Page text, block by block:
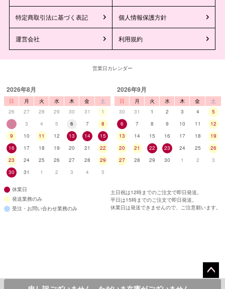
特定商取引法に基づく表記 個人情報保護方針
運営会社 利用規約
営業日カレンダー
2026年8月
日 月 火 水 木 金
土
26
27 28 29 30 31
1
2
3 4 5 6 7
8
9
10 11 12 13 14
15
16
17 18 19 20 21
22
23
24 25 26 27 28
29
30
31 1 2 3 4 5
2026年9月
日 月 火 水 木 金
土
30
31 1 2 3 4
5
6
7 8 9 10 11
12
13
14 15 16 17 18
19
20
21 22 23 24 25
26
27
28 29 30 1 2 3
休業日
発送業務のみ
受注・お問い合わせ業務のみ
土日祝は12時までのご注文で即日発送。
平日は15時までのご注文で即日発送。
休業日は発送できませんので、ご注意願います。
©2013 Tika All Rights reserved.